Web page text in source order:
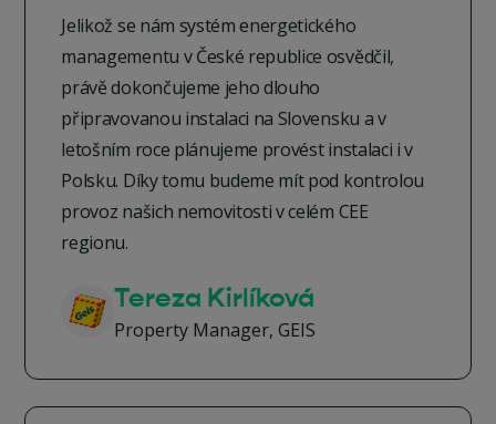
Jelikož se nám systém energetického
managementu v České republice osvědčil,
právě dokončujeme jeho dlouho
připravovanou instalaci na Slovensku a v
letošním roce plánujeme provést instalaci i v
Polsku. Díky tomu budeme mít pod kontrolou
provoz našich nemovitosti v celém CEE
regionu.
Tereza Kirlíková
Property Manager, GEIS